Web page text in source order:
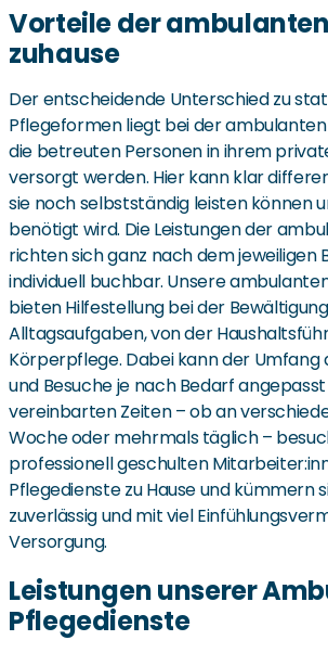
Vorteile der
zuhause
Der entscheidende Unterschied zu
Pflegeformen liegt bei der ambulanten
die betreuten Personen in ihrem
versorgt werden. Hier kann klar
sie noch selbstständig leisten können
benötigt wird. Die Leistungen der
richten sich ganz nach dem jeweiligen
individuell buchbar. Unsere
bieten Hilfestellung bei der
Alltagsaufgaben, von der
Körperpflege. Dabei kann der Umfang
und Besuche je nach Bedarf
vereinbarten Zeiten – ob an
Woche oder mehrmals täglich –
professionell geschulten
Pflegedienste zu Hause und kümmern
zuverlässig und mit viel
Versorgung.
Leistungen unserer
Pflegedienste